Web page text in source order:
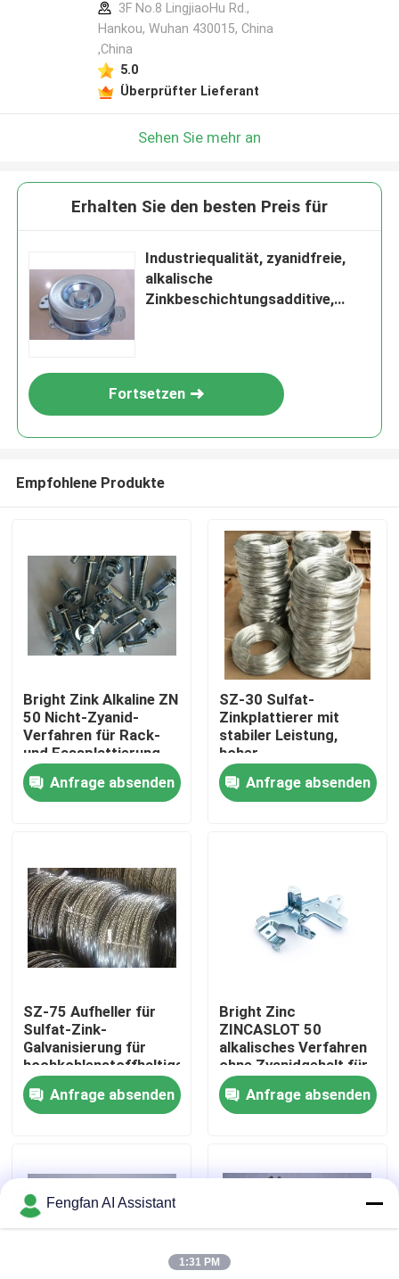
Zu Hause
Videos
Über uns
Qualitätskontrolle
Kontakt
Angebot anfordern
Chemikalien zur Verzinkung
3F No.8 LingjiaoHu Rd.,
Hankou, Wuhan 430015, China
,China
5.0
Überprüfter Lieferant
Sehen Sie mehr an
Erhalten Sie den besten Preis für
Industriequalität, zyanidfreie,
alkalische
Zinkbeschichtungsadditive,
Fortsetzen
Empfohlene Produkte
Bright Zink Alkaline ZN
50 Nicht-Zyanid-
Verfahren für Rack-
und Fassplattierung
mit ausgezeichneter
Metallverteilung und
hoher
Anfrage absenden
SZ-30 Sulfat-
Zinkplattierer mit
stabiler Leistung,
hoher
Stromwirksamkeit
Anfrage absenden
SZ-75 Aufheller für
Sulfat-Zink-
Galvanisierung für
hochkohlenstoffhaltigen
Stahldraht
Anfrage absenden
Bright Zinc
ZINCASLOT 50
alkalisches Verfahren
ohne Zyanidgehalt für
die Verkleidung von
Racks und Fässern
Anfrage absenden
Fengfan AI Assistant
1:31 PM